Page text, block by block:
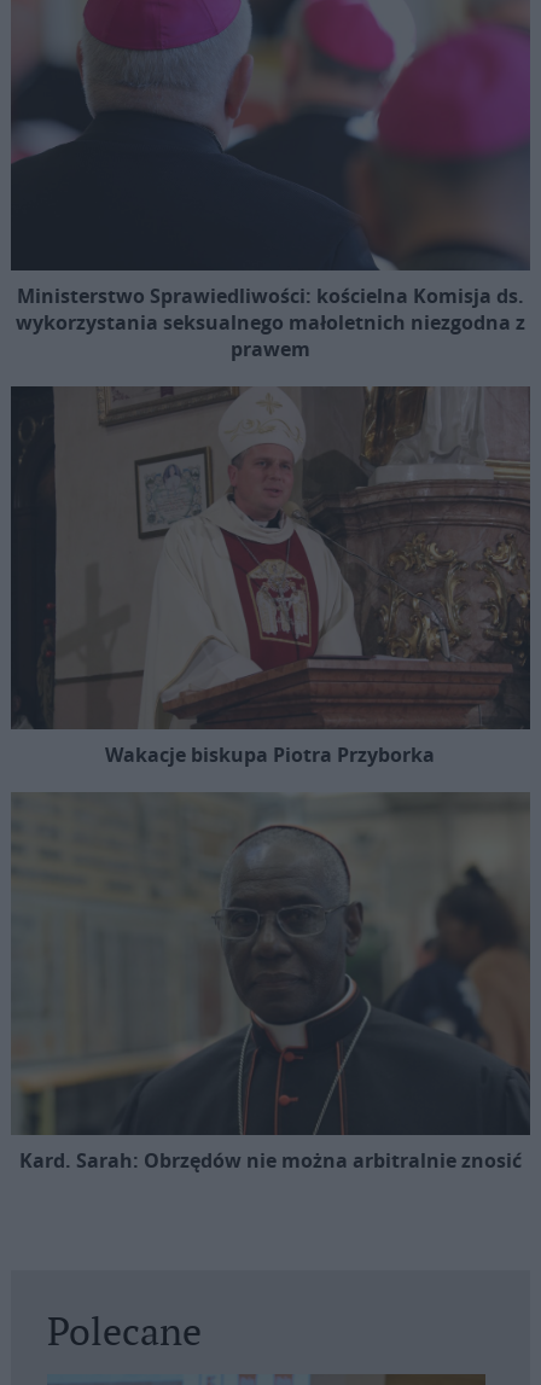
Ministerstwo Sprawiedliwości: kościelna Komisja ds.
wykorzystania seksualnego małoletnich niezgodna z
prawem
Wakacje biskupa Piotra Przyborka
Kard. Sarah: Obrzędów nie można arbitralnie znosić
Polecane